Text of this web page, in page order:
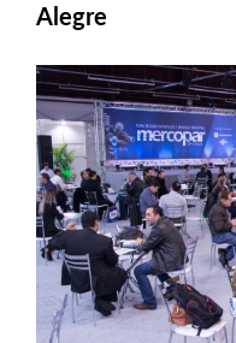
Alegre